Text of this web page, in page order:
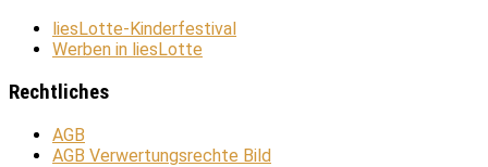
liesLotte-Kinderfestival
Werben in liesLotte
Rechtliches
AGB
AGB Verwertungsrechte Bild